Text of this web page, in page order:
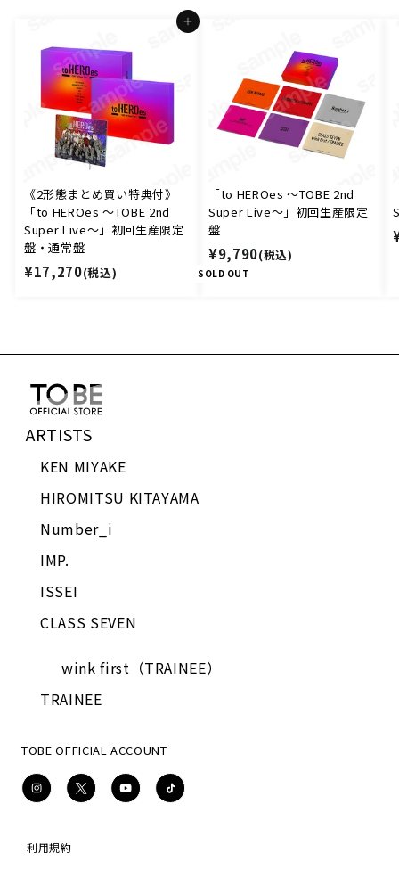
カートに入れる
《2形態まとめ買い特典付》
「to HEROes 〜TOBE 2nd
Super Live〜」初回生産限定
盤・通常盤
¥17,270(税込)
2
SOLD OUT
「to HEROes 〜TOBE 2nd
Super Live〜」初回生産限定
盤
¥9,790(税込)
0
ARTISTS
KEN MIYAKE
HIROMITSU KITAYAMA
Number_i
IMP.
ISSEI
CLASS SEVEN
wink first（TRAINEE）
TRAINEE
TOBE OFFICIAL ACCOUNT
Instagram YouTube
利用規約